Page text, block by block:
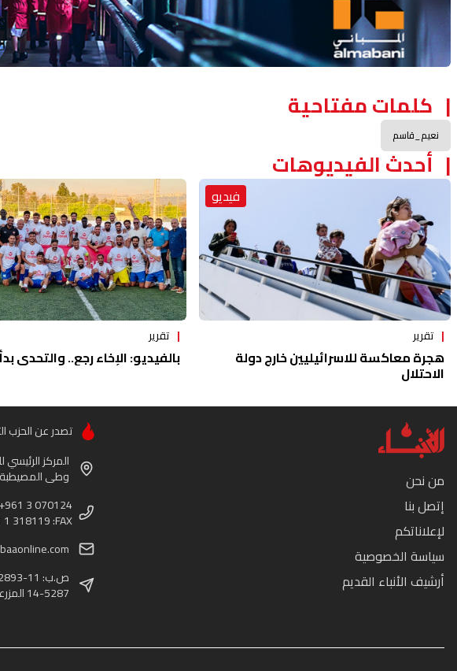
كلمات مفتاحية
نعيم_قاسم
أحدث الفيديوهات
فيديو
تقرير
هجرة معاكسة للاسرائيليين خارج دولة
الاحتلال
تقرير
بالفيديو: الإخاء رجع.. والتحدي بدأ
من نحن
إتصل بنا
لإعلاناتكم
سياسة الخصوصية
أرشيف الأنباء القديم
تصدر عن الحزب
المركز
وطى المصيطبة،
3 070124
318119 :FAX
ص.ب: 11-2893 رياض الصلح
14-5287 المزرعة